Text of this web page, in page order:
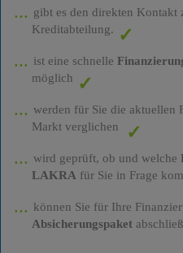
gibt es den direkten Kontakt
Kreditabteilung.
ist eine schnelle
möglich
werden für Sie die aktuellen
Markt verglichen
wird geprüft, ob und welche
LAKRA für Sie in Frage
können Sie für Ihre
Absicherungspaket